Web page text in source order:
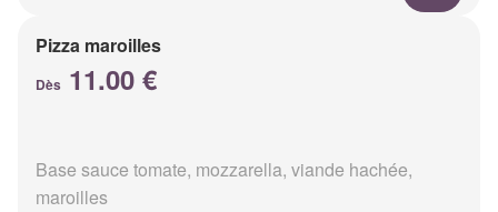
Pizza maroilles
Dès 11.00 €
Base sauce tomate, mozzarella, viande hachée,
maroilles